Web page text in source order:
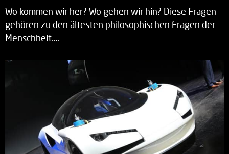
Wo kommen wir her? Wo gehen wir hin? Diese Fragen
gehören zu den ältesten philosophischen Fragen der
Menschheit.…